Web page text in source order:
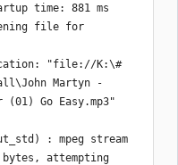
time: 881 ms
file for
"file://K:\#
Martyn -
(01) Go Easy.mp3"
: mpeg stream
attempting